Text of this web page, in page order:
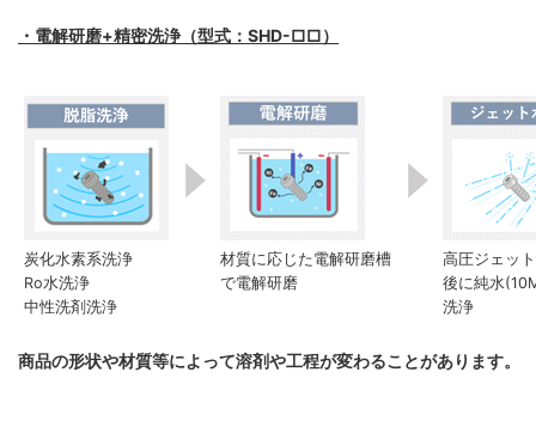
・電解研磨+精密洗浄（型式：SHD-□□）
炭化水素系洗浄
Ro水洗浄
中性洗剤洗浄
材質に応じた電解研磨槽
で電解研磨
高圧ジェッ
後に純水
洗浄
商品の形状や材質等によって溶剤や工程が変わることがあります。